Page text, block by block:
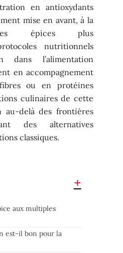
en antioxydants
mise en avant, à la
épices plus
nutritionnels
l’alimentation
en accompagnement
ou en protéines
culinaires de cette
au-delà des frontières
des alternatives
classiques.
aux multiples
est-il bon pour la